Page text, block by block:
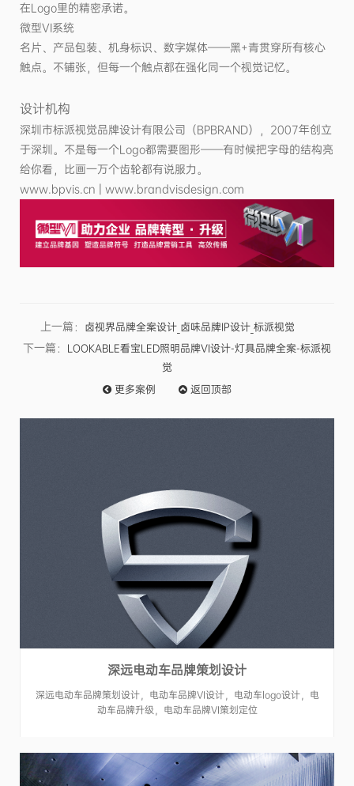
在Logo里的精密承诺。
微型VI系统
名片、产品包装、机身标识、数字媒体——黑+青贯穿所有核心
触点。不铺张，但每一个触点都在强化同一个视觉记忆。
设计机构
深圳市标派视觉品牌设计有限公司（BPBRAND），2007年创立
于深圳。不是每一个Logo都需要图形——有时候把字母的结构亮
给你看，比画一万个齿轮都有说服力。
www.bpvis.cn | www.brandvisdesign.com
上一篇： 卤视界品牌全案设计_卤味品牌IP设计_标派视觉
下一篇： LOOKABLE看宝LED照明品牌VI设计-灯具品牌全案-标派视
觉
更多案例 返回顶部
深远电动车品牌策划设计
深远电动车品牌策划设计，电动车品牌VI设计，电动车logo设计，电
动车品牌升级，电动车品牌VI策划定位